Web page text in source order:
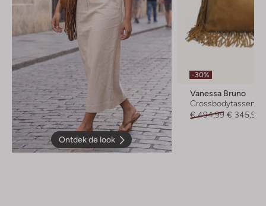
Ontdek de look
-30%
Vanessa Bruno
Crossbodytassen
€ 494,99 € 345,99